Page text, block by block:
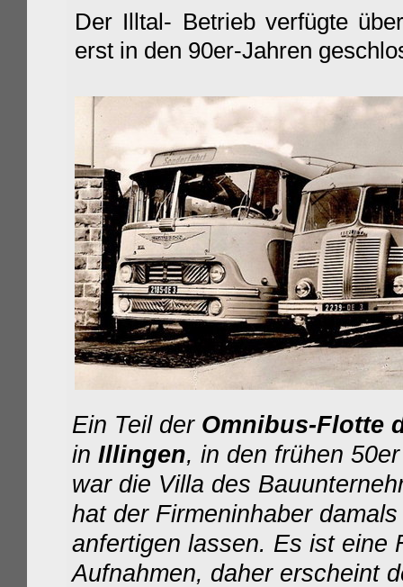
Der Illtal- Betrieb verfügte
erst in den 90er-Jahren
Ein Teil der Omnibus-Flotte
in Illingen, in den frühen
war die Villa des
hat der Firmeninhaber
anfertigen lassen. Es ist eine
Aufnahmen, daher erscheint